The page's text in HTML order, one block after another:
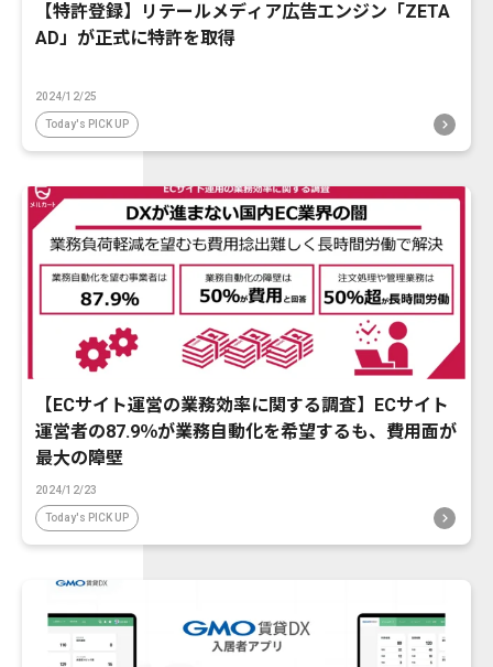
【特許登録】リテールメディア広告エンジン「ZETA
AD」が正式に特許を取得
2024/12/25
Today's PICK UP
【ECサイト運営の業務効率に関する調査】ECサイト
運営者の87.9％が業務自動化を希望するも、費用面が
最大の障壁
2024/12/23
Today's PICK UP